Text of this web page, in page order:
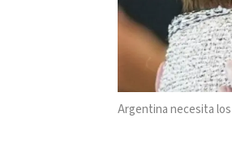
Argentina necesita